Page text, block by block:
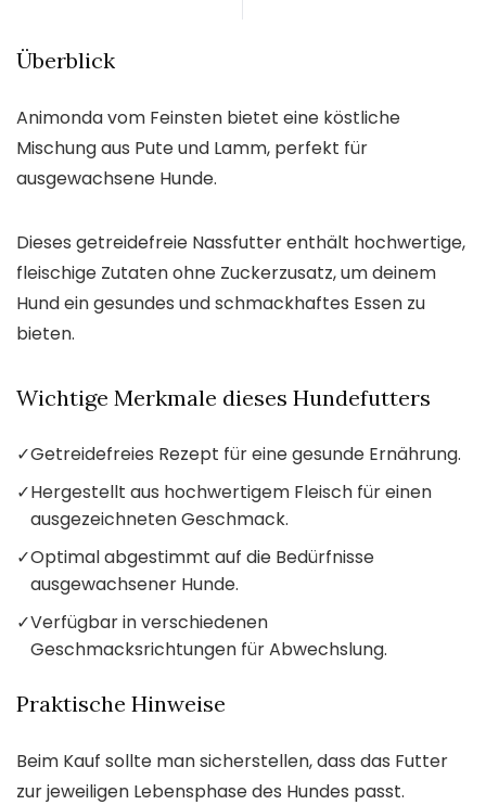
Überblick
Animonda vom Feinsten bietet eine köstliche
Mischung aus Pute und Lamm, perfekt für
ausgewachsene Hunde.
Dieses getreidefreie Nassfutter enthält hochwertige,
fleischige Zutaten ohne Zuckerzusatz, um deinem
Hund ein gesundes und schmackhaftes Essen zu
bieten.
Wichtige Merkmale dieses Hundefutters
✓Getreidefreies Rezept für eine gesunde Ernährung.
✓Hergestellt aus hochwertigem Fleisch für einen
ausgezeichneten Geschmack.
✓Optimal abgestimmt auf die Bedürfnisse
ausgewachsener Hunde.
✓Verfügbar in verschiedenen
Geschmacksrichtungen für Abwechslung.
Praktische Hinweise
Beim Kauf sollte man sicherstellen, dass das Futter
zur jeweiligen Lebensphase des Hundes passt.